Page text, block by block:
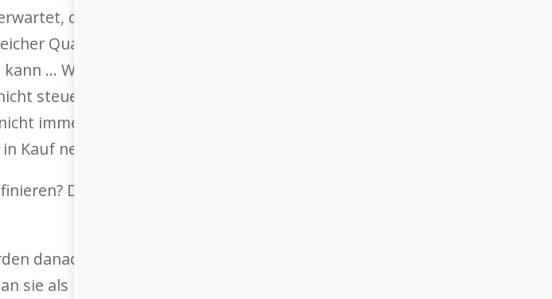
dass es in einem Konzert eines klassischen
Qualität und Perfektion bekommt, wie wenn es
… Wie geht man damit um? Wir arrangieren uns
steuern. Zudem sind da noch die Kritiker. Kritiker
immer positiv schreiben. Der Kritik ausgesetzt zu
Kauf nehmen.
Da muss ich die Gegenfrage stellen: War das
danach bewertet, welche Leistung wir erbringen, sie
sie als Individuum bis zu einem gewissen Grad